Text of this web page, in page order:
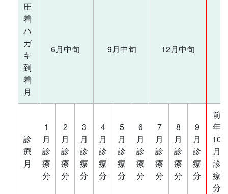
圧
着
ハ
ガ
キ
到
着
月
6月中旬 9月中旬 12月中旬
診
療
月
1
月
診
療
分
2
月
診
療
分
3
月
診
療
分
4
月
診
療
分
5
月
診
療
分
6
月
診
療
分
7
月
診
療
分
8
月
診
療
分
9
月
診
療
分
前
年
10
月
診
療
分